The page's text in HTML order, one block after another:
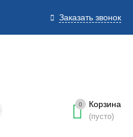
Заказать звонок
0 Корзина
(пусто)